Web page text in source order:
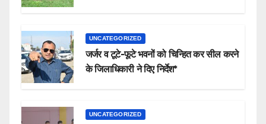
UNCATEGORIZED
जर्जर व टूटे-फूटे भवनों को चिन्हित कर सील करने
के जिलाधिकारी ने दिए निर्देश*
UNCATEGORIZED